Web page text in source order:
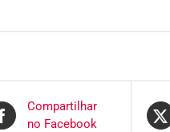
Compartilhar
no Facebook